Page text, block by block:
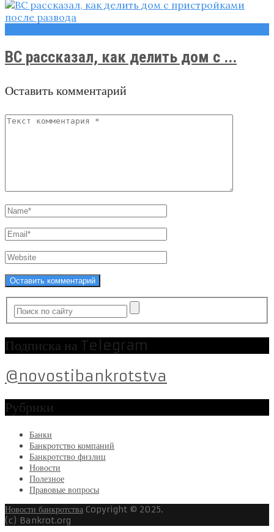
ВС рассказал, как делить дом с ...
Оставить комментарий
Подписка на Telegram
@novostibankrotstva
Рубрики
Банки
Банкротство компаний
Банкротство физлиц
Новости
Полезное
Правовые вопросы
Новости банкротства Copyright © 2025.
(c) Bankrot.org